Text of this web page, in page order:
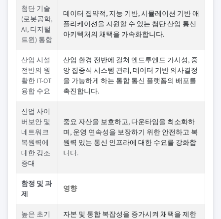
첨단 기술
(로봇공학,
AI, 디지털
트윈) 통합
데이터 집약적, 지능 기반, 시뮬레이션 기반 애
플리케이션을 지원할 수 있는 첨단 산업 통신
아키텍처의 채택을 가속화합니다.
산업 시설
전반의 원
활한 IT-OT
융합 수요
산업 환경 전반에 걸쳐 엔드투엔드 가시성, 중
앙 집중식 시스템 관리, 데이터 기반 의사결정
을 가능하게 하는 통합 통신 플랫폼의 배포를
촉진합니다.
산업 사이
버보안 및
네트워크
복원력에
대한 강조
증대
중요 자산을 보호하고, 다운타임을 최소화하
며, 운영 연속성을 보장하기 위한 안전하고 복
원력 있는 통신 인프라에 대한 수요를 강화합
니다.
함정 및 과
제
영향
높은 초기
자본 및 통합 복잡성을 증가시켜 채택을 제한